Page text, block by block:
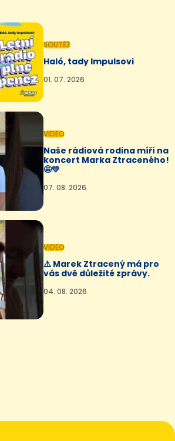
SOUTĚŽ
Haló, tady Impulsovi
01. 07. 2026
VIDEO
Naše rádiová rodina míří na
koncert Marka Ztraceného!
🤩💛
07. 08. 2026
VIDEO
⚠️ Marek Ztracený má pro
vás dvě důležité zprávy.
04. 08. 2026